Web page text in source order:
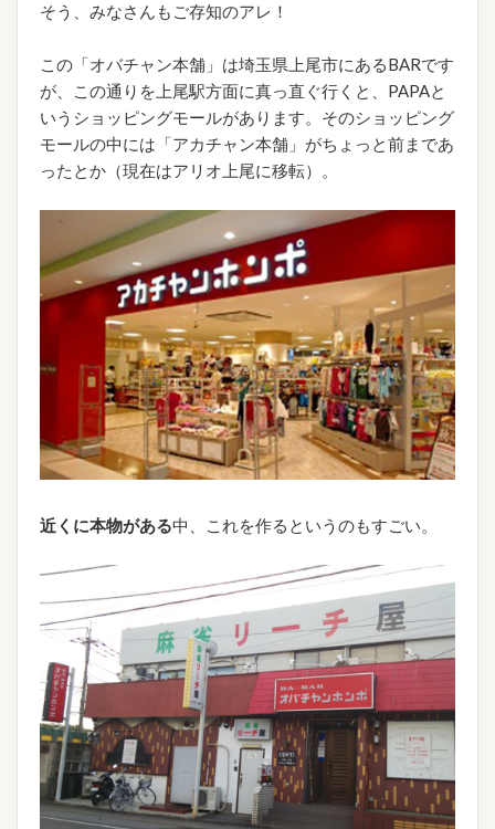
そう、みなさんもご存知のアレ！
この「オバチャン本舗」は埼玉県上尾市にあるBARです
が、この通りを上尾駅方面に真っ直ぐ行くと、PAPAと
いうショッピングモールがあります。そのショッピング
モールの中には「アカチャン本舗」がちょっと前まであ
ったとか（現在はアリオ上尾に移転）。
近くに本物がある中、これを作るというのもすごい。